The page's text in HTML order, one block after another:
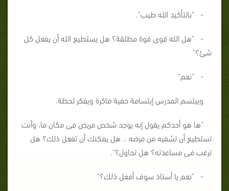
- "بالتأكيد الله طيب".
- "هل الله قوى قوة مطلقة؟ هل يستطيع الله أن يفعل كل
شئ؟"
- "نعم"
ويبتسم المدرس إبتسامة خفية ماكرة ويفكر لحظة.
"ها هو أحدكم يقول إنه يوجد شخص مريض فى مكان ما، وأنت
تستطيع أن تشفيه من مرضه .. هل يمكنك أن تفعل ذلك؟ هل
ترغب فى مساعدته؟ هل تحاول؟".
- "نعم يا أستاذ سوف أفعل ذلك؟"